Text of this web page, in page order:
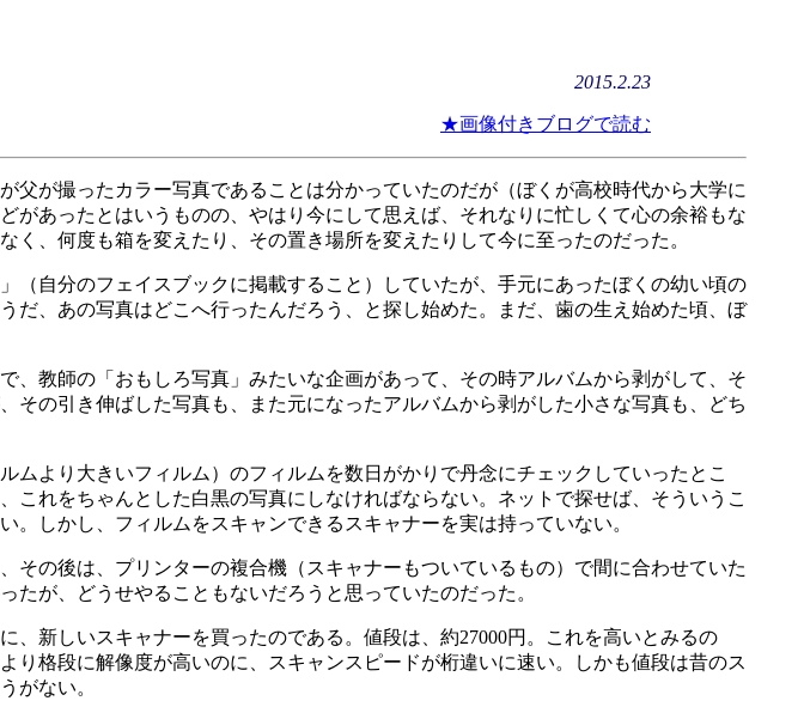
2015.2.23
★画像付きブログで読む
が撮ったカラー写真であることは分かっていたのだが（ぼくが高校時代から大学に
あったとはいうものの、やはり今にして思えば、それなりに忙しくて心の余裕もな
、何度も箱を変えたり、その置き場所を変えたりして今に至ったのだった。
自分のフェイスブックに掲載すること）していたが、手元にあったぼくの幼い頃の
、あの写真はどこへ行ったんだろう、と探し始めた。まだ、歯の生え始めた頃、ぼ
教師の「おもしろ写真」みたいな企画があって、その時アルバムから剥がして、そ
の引き伸ばした写真も、また元になったアルバムから剥がした小さな写真も、どち
より大きいフィルム）のフィルムを数日がかりで丹念にチェックしていったとこ
れをちゃんとした白黒の写真にしなければならない。ネットで探せば、そういうこ
しかし、フィルムをスキャンできるスキャナーを実は持っていない。
の後は、プリンターの複合機（スキャナーもついているもの）で間に合わせていた
が、どうせやることもないだろうと思っていたのだった。
新しいスキャナーを買ったのである。値段は、約27000円。これを高いとみるの
格段に解像度が高いのに、スキャンスピードが桁違いに速い。しかも値段は昔のス
がない。